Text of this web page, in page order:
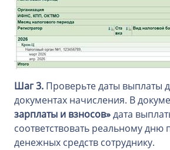
Шаг 3. Проверьте даты выплаты
документах начисления. В
зарплаты и взносов»дата
соответствовать реальному дню
денежных средств сотруднику.